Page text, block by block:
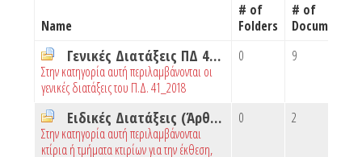
Name
# of
Folders
# of
Documents
Γενικές Διατάξεις ΠΔ 41_2018
Στην κατηγορία αυτή περιλαμβάνονται οι
γενικές διατάξεις του Π.Δ. 41_2018
0 9
Ειδικές Διατάξεις (Άρθρο 7)
Στην κατηγορία αυτή περιλαμβάνονται
κτίρια ή τμήματα κτιρίων για την έκθεση,
0 2